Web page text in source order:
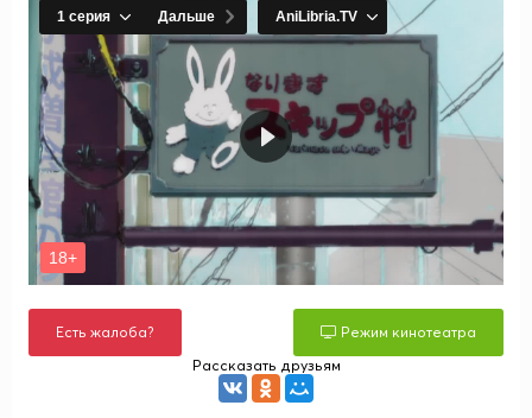
Есть жалоба?
Режим кинотеатра
Рассказать друзьям